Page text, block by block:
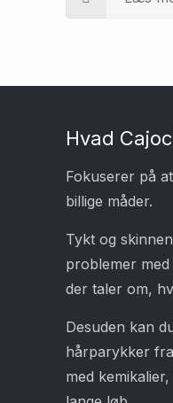
Hvad
Fokuserer på
billige måder.
Tykt og
problemer
der taler om,
Desuden kan
hårparykker
med